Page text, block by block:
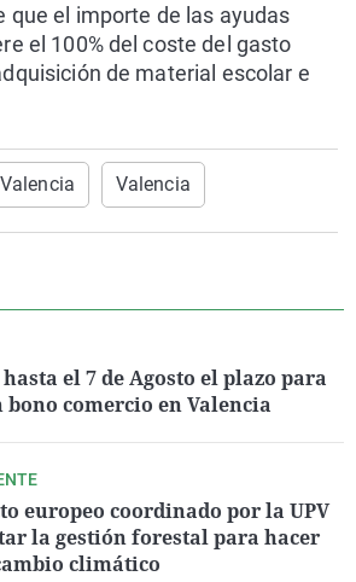
que el importe de las ayudas
el 100% del coste del gasto
de material escolar e
Valencia
el 7 de Agosto el plazo para
bono comercio en Valencia
europeo coordinado por la UPV
la gestión forestal para hacer
climático